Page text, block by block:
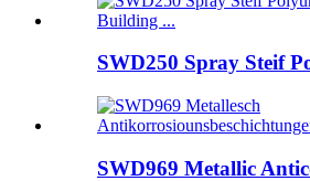
SWD250 Spray Steif
SWD969 Metallic